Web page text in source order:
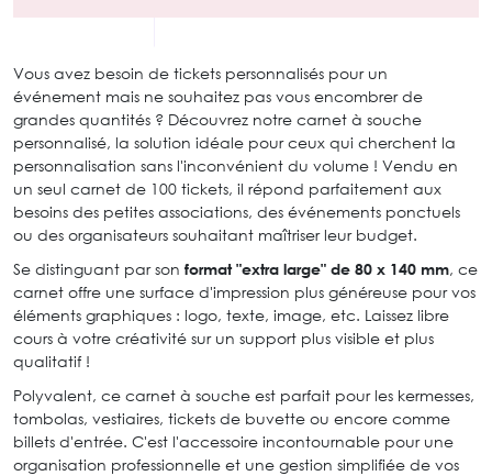
Vous avez besoin de tickets personnalisés pour un
événement mais ne souhaitez pas vous encombrer de
grandes quantités ? Découvrez notre carnet à souche
personnalisé, la solution idéale pour ceux qui cherchent la
personnalisation sans l'inconvénient du volume ! Vendu en
un seul carnet de 100 tickets, il répond parfaitement aux
besoins des petites associations, des événements ponctuels
ou des organisateurs souhaitant maîtriser leur budget.
Se distinguant par son format "extra large" de 80 x 140 mm, ce
carnet offre une surface d'impression plus généreuse pour vos
éléments graphiques : logo, texte, image, etc. Laissez libre
cours à votre créativité sur un support plus visible et plus
qualitatif !
Polyvalent, ce carnet à souche est parfait pour les kermesses,
tombolas, vestiaires, tickets de buvette ou encore comme
billets d'entrée. C'est l'accessoire incontournable pour une
organisation professionnelle et une gestion simplifiée de vos